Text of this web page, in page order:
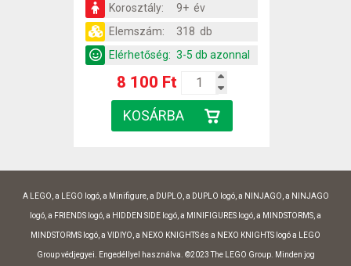
Korosztály:
9+ év
Elemszám:
318 db
Elérhetőség: 3-5 db azonnal
8 100 Ft
A LEGO, a LEGO logó, a Minifigure, a DUPLO, a DUPLO logó, a NINJAGO, a NINJAGO
logó, a FRIENDS logó, a HIDDEN SIDE logó, a MINIFIGURES logó, a MINDSTORMS, a
MINDSTORMS logó, a VIDIYO, a NEXO KNIGHTS és a NEXO KNIGHTS logó a LEGO
Group védjegyei. Engedéllyel használva. ©2023 The LEGO Group. Minden jog